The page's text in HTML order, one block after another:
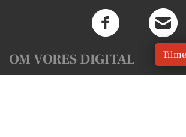
OM VORES DIGITAL